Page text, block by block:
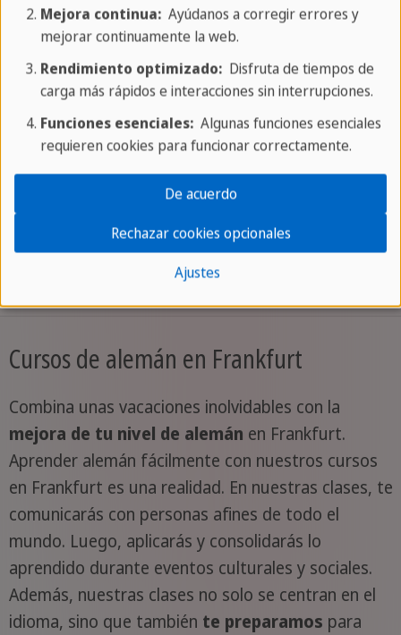
Google Maps?
Sí
Para aceptar este servicio de forma permanente, debes
aceptarGoogle Mapsen laConsent Manager.
Cursos de alemán en Frankfurt
Combina unas vacaciones inolvidables con la
mejora de tu nivel de alemán en Frankfurt.
Aprender alemán fácilmente con nuestros cursos
en Frankfurt es una realidad. En nuestras clases, te
comunicarás con personas afines de todo el
mundo. Luego, aplicarás y consolidarás lo
aprendido durante eventos culturales y sociales.
Además, nuestras clases no solo se centran en el
idioma, sino que también te preparamos para
Mejora continua:Ayúdanos a corregir errores y
mejorar continuamente la web.
Rendimiento optimizado:Disfruta de tiempos de
carga más rápidos e interacciones sin interrupciones.
Funciones esenciales:Algunas funciones esenciales
requieren cookies para funcionar correctamente.
Ajustes
Rechazar cookies opcionales
De acuerdo